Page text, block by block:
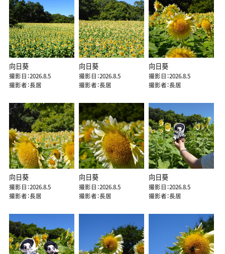
向日葵
撮影日：2026.8.5
撮影者：長居
向日葵
撮影日：2026.8.5
撮影者：長居
向日葵
撮影日：2026.8.5
撮影者：長居
向日葵
撮影日：2026.8.5
撮影者：長居
向日葵
撮影日：2026.8.5
撮影者：長居
向日葵
撮影日：2026.8.5
撮影者：長居